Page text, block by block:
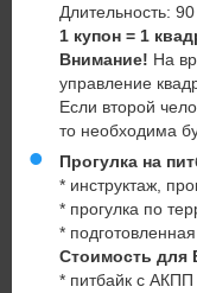
Длительность:
1 купон = 1
Внимание! На
управление
Если второй
то необходима
Прогулка на
* инструктаж,
* прогулка по
*
Стоимость для
* питбайк с